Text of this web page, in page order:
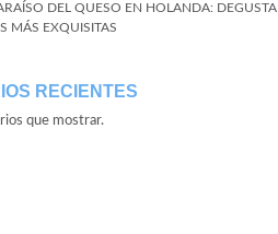
DEL QUESO EN HOLANDA: DEGUSTA
MÁS EXQUISITAS
RECIENTES
que mostrar.